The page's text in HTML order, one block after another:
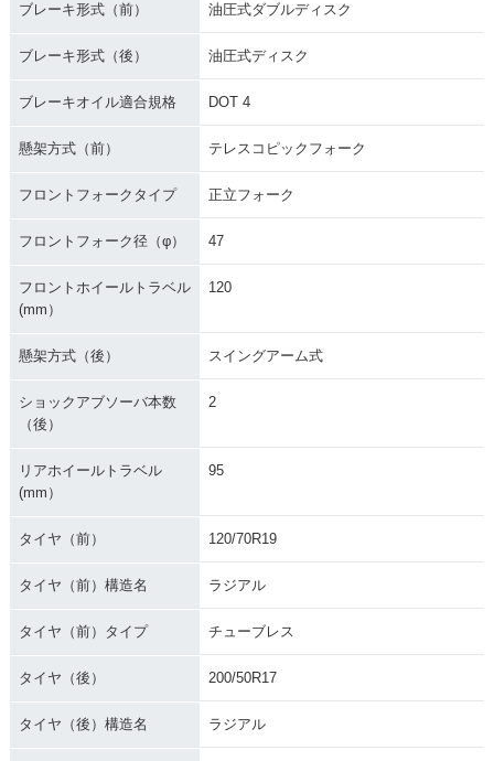
ブレーキ形式（前） 油圧式ダブルディスク
ブレーキ形式（後） 油圧式ディスク
ブレーキオイル適合規格 DOT 4
懸架方式（前） テレスコピックフォーク
フロントフォークタイプ 正立フォーク
フロントフォーク径（φ） 47
フロントホイールトラベル
(mm）
120
懸架方式（後） スイングアーム式
ショックアブソーバ本数
（後）
2
リアホイールトラベル
(mm）
95
タイヤ（前） 120/70R19
タイヤ（前）構造名 ラジアル
タイヤ（前）タイプ チューブレス
タイヤ（後） 200/50R17
タイヤ（後）構造名 ラジアル